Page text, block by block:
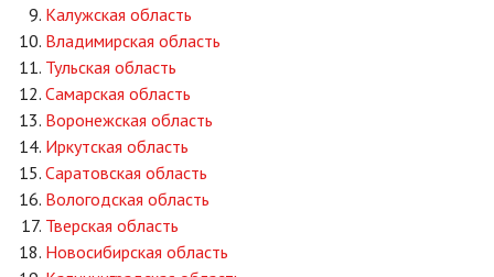
Калужская область
Владимирская область
Тульская область
Самарская область
Воронежская область
Иркутская область
Саратовская область
Вологодская область
Тверская область
Новосибирская область